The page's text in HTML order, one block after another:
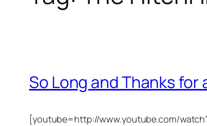
So Long and Thanks for
[youtube=http://www.youtube.com/